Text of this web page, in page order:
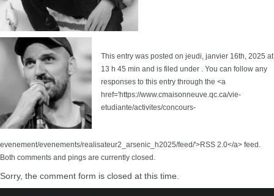
This entry was posted on jeudi, janvier 16th, 2025 at
13 h 45 min and is filed under . You can follow any
responses to this entry through the <a
href='https://www.cmaisonneuve.qc.ca/vie-
etudiante/activites/concours-
evenement/evenements/realisateur2_arsenic_h2025/feed/'>RSS 2.0</a> feed.
Both comments and pings are currently closed.
Sorry, the comment form is closed at this time.